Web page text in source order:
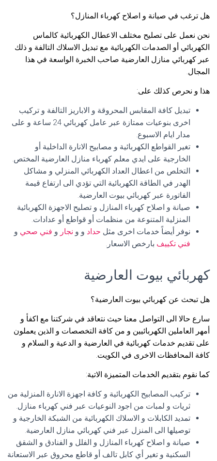
هل ترغب في صيانة و اصلاح كهرباء المنازل؟
نحن نعمل على تصليح مختلف الاعطال الكهربائية كالماس
الكهربائي أو الصدمات الكهربائية مع تبديل الاسلاك التالفة و ذلك
عبر كهربائي منازل العارضية صاحب الخبرة الواسعة في هذا
المجال.
هذا و نحرص كذلك على:
تبديل كافة المقابس المحروقة و الاباريز التالفة و تركيب
اخرى بنوعيات ممتازة عبر عامل كهربائي 24 ساعة و على
مدار ايام الاسبوع.
تغير القواطع الكهربائية و مصابيح الانارة الداخلية أو
الخارجية على ايدي معلم كهرباء منازل العارضية المختص.
التخلص من اعطال العداد الكهربائي المنزلي و مشاكل
الهدر في الطاقة الكهربائية التي تؤدي الى ارتفاع قيمة
الفاتورة عبر كهربائي بيوت العارضية.
صيانة و اصلاح كهرباء المنازل و تصليح الاجهزة الكهربائية
المنزلية المتنوعة من منظمات أو قواطع أو عدادات.
نوفر أيضاً خدمات اخرى مثل حداد و و نجار و فني صحي و
فني تكييف بارخص الاسعار.
كهربائي بيوت العارضية
هل تبحث عن كهربائي بيوت العارضية؟
سارع حالا الى التواصل معنا حيث نتعاقد في شركتنا مع اكفأ و
أمهر العاملين الكهربائيين و من كافة التخصصات و الذين يعملون
على تقديم خدمات كهربائية في العارضية و الدعية و السلام و
كافة المحافظات الاخرى في الكويت.
كما نقوم بتقديم الخدمات المتميزة الاتية:
تركيب المصابيح الكهربائية و كافة اجهزة الانارة المنزلية من
ثريات و لمبات من اجود النوعيات عبر فني كهرباء منازل.
تمديد الكابلات و الاسلاك الكهربائية من الشبكة الخارجية و
توصيلها الى المنزل عبر فني كهربائي منازل العارضية.
صيانة و اصلاح كهرباء المنازل و الفلل و الفنادق و الشقق
السكنية و تغير أي كابل تالف أو قاطع محروق عبر الاستعانة